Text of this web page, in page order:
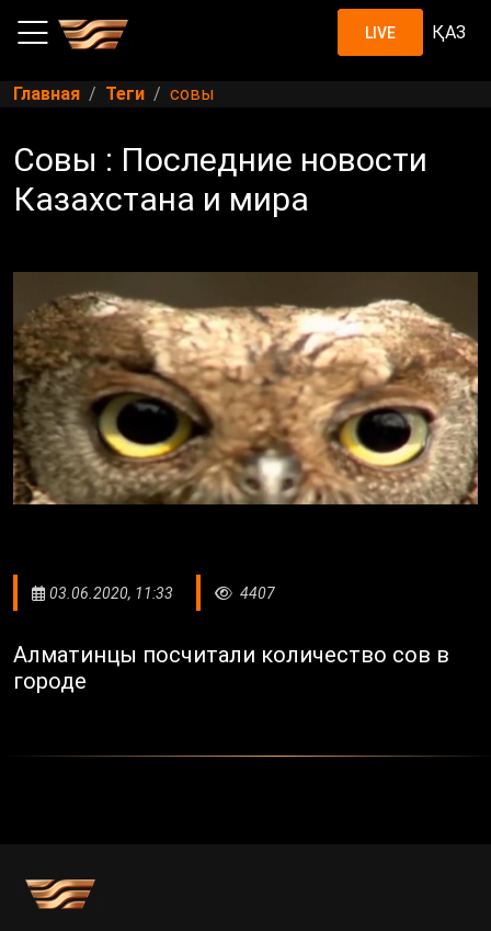
LIVE ҚАЗ
Главная Теги совы
Совы : Последние новости
Казахстана и мира
03.06.2020, 11:33 4407
Алматинцы посчитали количество сов в
городе